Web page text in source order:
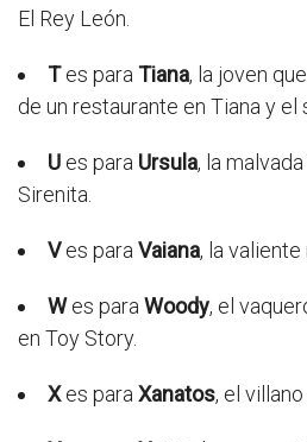
El Rey León.
Tes para Tiana, la joven
de un restaurante en Tiana y el
U es para Ursula, la
Sirenita.
Ves para Vaiana, la valiente
Wes para Woody, el
en Toy Story.
Xes para Xanatos, el